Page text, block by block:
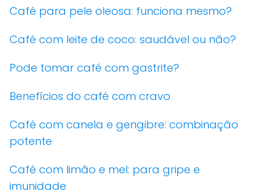
Café para pele oleosa: funciona mesmo?
Café com leite de coco: saudável ou não?
Pode tomar café com gastrite?
Benefícios do café com cravo
Café com canela e gengibre: combinação
potente
Café com limão e mel: para gripe e
imunidade